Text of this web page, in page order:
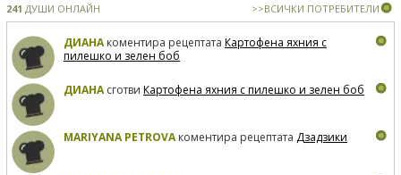
241 ДУШИ ОНЛАЙН >>ВСИЧКИ ПОТРЕБИТЕЛИ
ДИАНАкоментира рецептата Картофена яхния с
пилешко и зелен боб
ДИАНАсготви Картофена яхния с пилешко и зелен боб
MARIYANA PETROVAкоментира рецептата Дзадзики